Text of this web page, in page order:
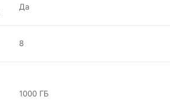
Да
8
1000 ГБ